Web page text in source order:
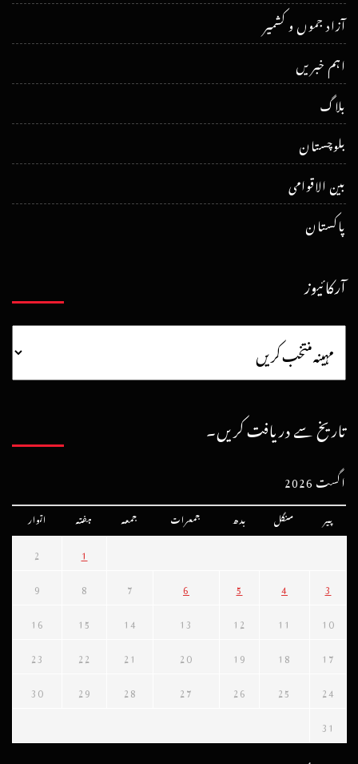
آزاد جموں و کشمیر
اہم خبریں
بلاگ
بلوچستان
بین الاقوامی
پاکستان
آرکائیوز
تاریخ سے دریافت کریں۔
اگست 2026
پیر منگل بدھ جمعرات جمعہ ہفتہ اتوار
1
2
3
4
5
6
7
8
9
10
11
12
13
14
15
16
17
18
19
20
21
22
23
24
25
26
27
28
29
30
31